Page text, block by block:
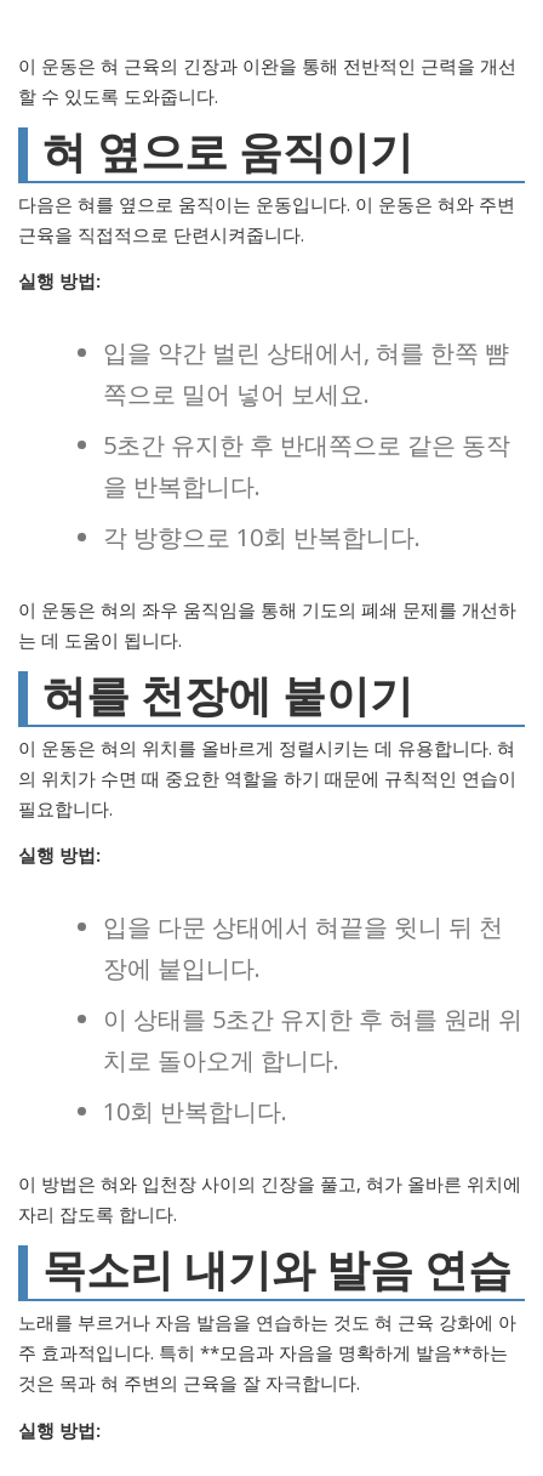
이 운동은 혀 근육의 긴장과 이완을 통해 전반적인 근력을 개선
할 수 있도록 도와줍니다.
혀 옆으로 움직이기
다음은 혀를 옆으로 움직이는 운동입니다. 이 운동은 혀와 주변
근육을 직접적으로 단련시켜줍니다.
실행 방법:
입을 약간 벌린 상태에서, 혀를 한쪽 뺨
쪽으로 밀어 넣어 보세요.
5초간 유지한 후 반대쪽으로 같은 동작
을 반복합니다.
각 방향으로 10회 반복합니다.
이 운동은 혀의 좌우 움직임을 통해 기도의 폐쇄 문제를 개선하
는 데 도움이 됩니다.
혀를 천장에 붙이기
이 운동은 혀의 위치를 올바르게 정렬시키는 데 유용합니다. 혀
의 위치가 수면 때 중요한 역할을 하기 때문에 규칙적인 연습이
필요합니다.
실행 방법:
입을 다문 상태에서 혀끝을 윗니 뒤 천
장에 붙입니다.
이 상태를 5초간 유지한 후 혀를 원래 위
치로 돌아오게 합니다.
10회 반복합니다.
이 방법은 혀와 입천장 사이의 긴장을 풀고, 혀가 올바른 위치에
자리 잡도록 합니다.
목소리 내기와 발음 연습
노래를 부르거나 자음 발음을 연습하는 것도 혀 근육 강화에 아
주 효과적입니다. 특히 **모음과 자음을 명확하게 발음**하는
것은 목과 혀 주변의 근육을 잘 자극합니다.
실행 방법: